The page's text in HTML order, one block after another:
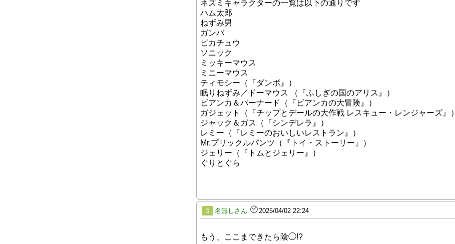
ネズミキャラクターの一覧は以下の通りです
ハム太郎
ねずみ男
ガンバ
ピカチュウ
ソニック
ミッキーマウス
ミニーマウス
ティモシー（『ダンボ』）
眠りねずみ／ドーマウス （『ふしぎの国のアリス』）
ビアンカ＆バーナード（『ビアンカの大冒険』）
ガジェット（『チップとデールの大作戦 レスキュー・レンジャーズ』）
ジャック＆ガス（『シンデレラ』）
レミー（『レミーのおいしいレストラン』）
Mr.プリックルパンツ（『トイ・ストーリー』）
ジェリー（『トムとジェリー』）
ぐりとぐら
3 名無しさん 2025/04/02 22:24
もう、ここまできたら陰◯!?